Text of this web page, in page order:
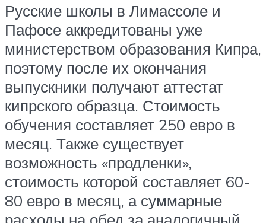
Русские школы в Лимассоле и
Пафосе аккредитованы уже
министерством образования Кипра,
поэтому после их окончания
выпускники получают аттестат
кипрского образца. Стоимость
обучения составляет 250 евро в
месяц. Также существует
возможность «продленки»,
стоимость которой составляет 60-
80 евро в месяц, а суммарные